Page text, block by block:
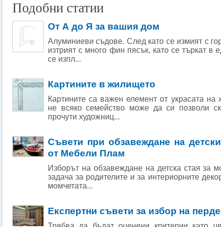
Подобни статии
От А до Я за вашия дом
Алуминиеви съдове. След като се измият с
изтрият с много фин пясък, като се търкат в
се изпл...
Картините в жилището
Картините са важен елемент от украсата
не всяко семейство може да си позволи
прочути художниц...
Съвети при обзавеждане на
от Мебели Плам
Изборът на обзавеждане на детска стая за
задача за родителите и за интериорните
момчетата...
Експертни съвети за избор на